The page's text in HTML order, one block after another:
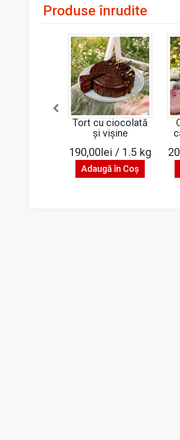
Produse înrudite
Tort cu ciocolată
şi vişine
190,00lei / 1.5 kg
Adaugă în Coş